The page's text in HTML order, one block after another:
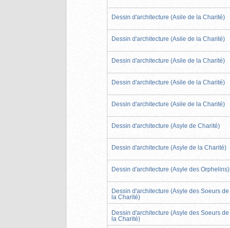
Dessin d'architecture (Asile de la Charité)
Dessin d'architecture (Asile de la Charité)
Dessin d'architecture (Asile de la Charité)
Dessin d'architecture (Asile de la Charité)
Dessin d'architecture (Asile de la Charité)
Dessin d'architecture (Asyle de Charité)
Dessin d'architecture (Asyle de la Charité)
Dessin d'architecture (Asyle des Orphelins)
Dessin d'architecture (Asyle des Soeurs de
la Charité)
Dessin d'architecture (Asyle des Soeurs de
la Charité)